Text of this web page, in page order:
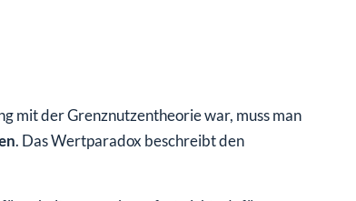
mit der Grenznutzentheorie war, muss man
. Das Wertparadox beschreibt den